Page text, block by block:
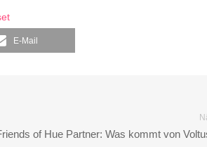
E-Mail
of Hue Partner: Was kommt von